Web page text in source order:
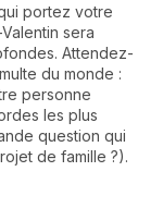
portez votre
sera
Attendez-
du monde :
personne
les plus
question qui
de famille ?).